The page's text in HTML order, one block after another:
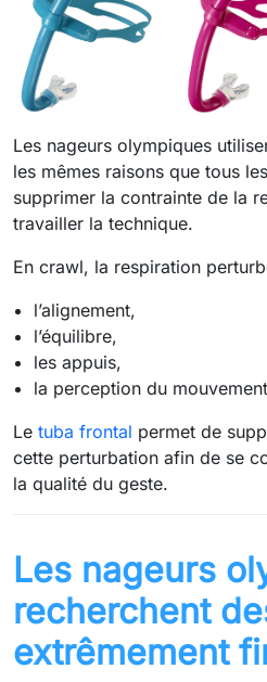
Les nageurs olympiques
les mêmes raisons que tous
supprimer la contrainte de la
travailler la technique.
En crawl, la respiration
l’alignement,
l’équilibre,
les appuis,
la perception du
Le tuba frontal permet de
cette perturbation afin de se
la qualité du geste.
Les nageurs
recherchent
extrêmement